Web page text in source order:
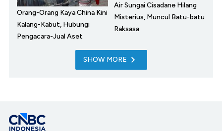
Orang-Orang Kaya China Kini
Kalang-Kabut, Hubungi
Pengacara-Jual Aset
Air Sungai Cisadane Hilang
Misterius, Muncul Batu-batu
Raksasa
SHOW MORE